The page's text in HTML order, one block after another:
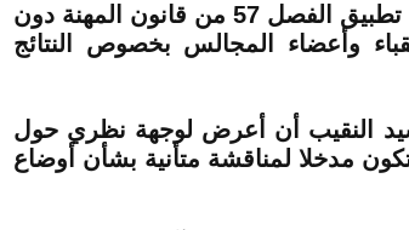
كما سر السيد النقيب بما حققه تطبيق الفصل 57 من قانون المهنة دون
وأعضاء المجالس بخصوص النتائج
النقيب أن أعرض لوجهة نظري حول
مدخلا لمناقشة متأنية بشأن أوضاع